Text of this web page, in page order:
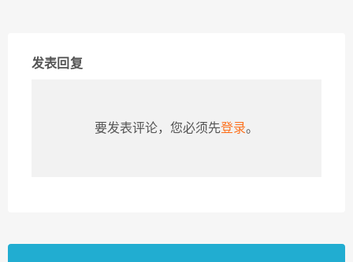
发表回复
要发表评论，您必须先登录。